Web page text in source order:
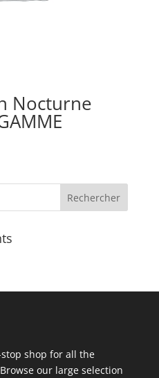
Nocturne
shop for all the
our large selection